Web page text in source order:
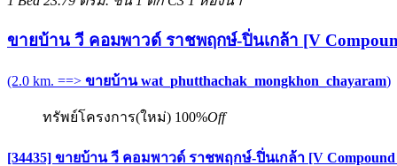
ขายบ้าน วี คอมพาวด์ ราชพฤกษ์-ปิ่นเกล้า [V
(2.0 km. ==> ขายบ้าน wat_phutthachak_mongkhon_chayaram)
ทรัพย์โครงการ(ใหม่) 100%Off
[34435] ขายบ้าน วี คอมพาวด์ ราชพฤกษ์-ปิ่นเกล้า [V Compound